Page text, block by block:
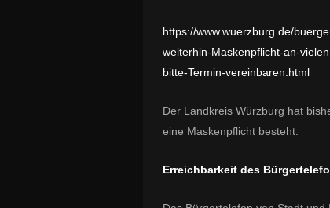
https://www.wuerzburg.de/
weiterhin-Maskenpflicht-an-
bitte-Termin-vereinbaren.html
Der Landkreis Würzburg hat
eine Maskenpflicht besteht.
Erreichbarkeit des